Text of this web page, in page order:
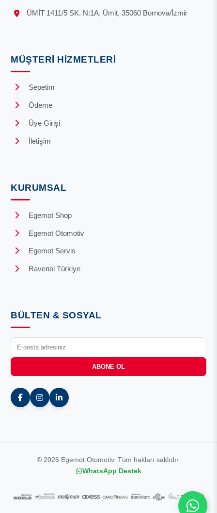
ÜMİT 1411/5 SK. N:1A, Ümit, 35060 Bornova/İzmir
MÜŞTERI HIZMETLERI
Sepetim
Ödeme
Üye Girişi
İletişim
KURUMSAL
Egemot Shop
Egemot Otomotiv
Egemot Servis
Ravenol Türkiye
BÜLTEN & SOSYAL
ABONE OL
© 2026 Egemot Otomotiv. Tüm hakları saklıdır.
WhatsApp Destek